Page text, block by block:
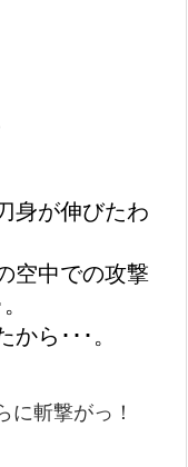
身が伸びたわ
空中での攻撃
ら･･･。
に斬撃がっ！